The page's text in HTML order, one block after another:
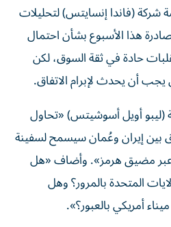
شركة (فاندا إنسايتس) لتحليلات
هذا الأسبوع بشأن احتمال
حادة في ثقة السوق، لكن
أن يحدث لإبرام الاتفاق.
(ليبو أويل أسوشيتس) «تحاول
بين إيران وعُمان سيسمح لسفينة
عبر مضيق هرمز». وأضاف «هل
المتحدة بالمرور؟ وهل
أمريكي بالعبور؟».